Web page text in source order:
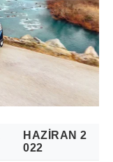
HAZIRAN 2
022